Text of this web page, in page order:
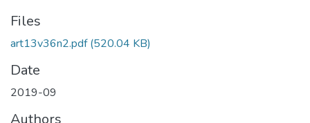
Files
art13v36n2.pdf(520.04 KB)
Date
2019-09
Authors